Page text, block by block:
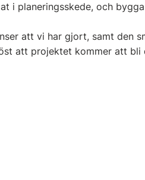
i planeringsskede, och
att vi har gjort, samt den
att projektet kommer att bli